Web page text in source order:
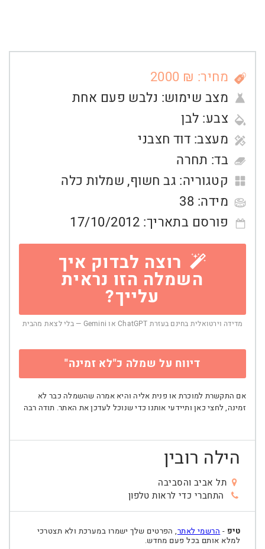
מחיר: ₪ 2000
מצב שימוש: נלבש פעם אחת
צבע: לבן
מעצב: דוד חצבני
בד: תחרה
קטגוריה: גב חשוף, שמלות כלה
מידה: 38
פורסם בתאריך: 17/10/2012
רוצה לבדוק איך
השמלה הזו נראית
עלייך?
מדידה וירטואלית בחינם בעזרת ChatGPT או Gemini — בלי לצאת מהבית
דיווח על שמלה כ"לא זמינה"
אם התקשרת למוכרת או פנית אליה והיא אמרה שהשמלה כבר לא
זמינה, לחצי כאן ותיידעי אותנו כדי שנוכל לעדכן את האתר. תודה רבה
הילה רובין
תל אביב והסביבה
התחברי כדי לראות טלפון
טיפ - הרשמי לאתר, הפרטים שלך ישמרו במערכת ולא תצטרכי
למלא אותם בכל פעם מחדש.